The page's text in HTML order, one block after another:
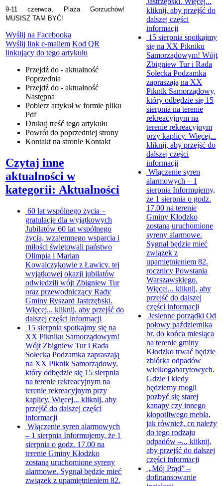
9-11 czerwca, Plaża Gorzuchów!
MUSISZ TAM BYĆ!
Wyślij na Facebooka
Wyślij link e-mailem Kod QR
linkujący do tego artykułu
Przejdź do - aktualność
Poprzednia
Przejdź do - aktualność
Następna
Pobierz artykuł w formie pliku
Pdf
Drukuj treść tego artykułu
Powrót do poprzedniej strony
Kontakt na stronie Kontakt
Czytaj inne
aktualności w
kategorii: Aktualności
60 lat wspólnego życia –
gratulacje dla wyjątkowych
Jubilatów 60 lat wspólnego
życia, wzajemnego wsparcia i
miłości świętowali państwo
Olimpia i Marian
Kowalczykowie z Ławicy. tej
wyjątkowej okazji jubilatów
odwiedzili wójt Zbigniew Tur
oraz przewodniczący Rady
Gminy Ryszard Jastrzębski.
Więcej... kliknij, aby przejść do
dalszej części informacji
15 sierpnia spotkajmy się na
XX Pikniku Samorządowym!
Wójt Zbigniew Tur i Rada
Sołecka Podzamka zapraszają
na XX Piknik Samorządowy,
który odbędzie się 15 sierpnia
na terenie rekreacyjnym na
terenie rekreacyjnym przy
kaplicy. Więcej... kliknij, aby
przejść do dalszej części
informacji
Włączenie syren alarmowych
– 1 sierpnia Informujemy, że 1
sierpnia o godz. 17.00 na
terenie Gminy Kłodzko
zostaną uruchomione syreny
alarmowe. Sygnał będzie mieć
związek z upamiętnieniem 82.
kliknij, aby przejść do
dalszej części
informacji
15 sierpnia spotkajmy
się na XX Pikniku
Samorządowym! Wójt
Zbigniew Tur i Rada
Sołecka Podzamka
zapraszają na XX
Piknik Samorządowy,
który odbędzie się 15
sierpnia na terenie
rekreacyjnym na
terenie rekreacyjnym
przy kaplicy. Więcej...
kliknij, aby przejść do
dalszej części
informacji
Włączenie syren
alarmowych – 1
sierpnia Informujemy,
że 1 sierpnia o godz.
17.00 na terenie
Gminy Kłodzko
zostaną uruchomione
syreny alarmowe.
Sygnał będzie mieć
związek z
upamiętnieniem 82.
rocznicy Powstania
Warszawskiego.
Więcej... kliknij, aby
przejść do dalszej
części informacji
Jesienne porządki Od
połowy października
br. do końca miesiąca
na terenie gminy
Kłodzko trwać będzie
zbiórka odpadów
wielkogabarytowych.
Gdzie i kiedy
będziemy mogli
pozbyć się starej
kanapy czy innego
kłopotliwego mebla,
jak również, co należy
do tego rodzaju
odpadów –... kliknij,
aby przejść do dalszej
części informacji
„Mój Prąd” –
dofinansowanie